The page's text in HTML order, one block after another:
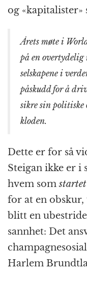
og «kapitalister»
Årets møte i
på en overtydelig
selskapene i
påskudd for å
sikre sin politiske
kloden.
Dette er for så
Steigan ikke er i
hvem somstartet
for at en
blitt en
sannhet: Det
Harlem